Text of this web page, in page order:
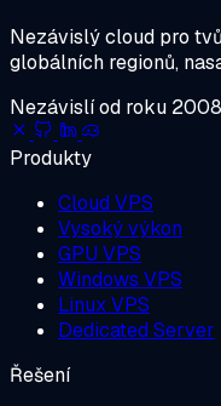
Nezávislý cloud pro
globálních regionů,
Nezávislí od roku 2008
Produkty
Cloud VPS
Vysoký výkon
GPU VPS
Windows VPS
Linux VPS
Dedicated Server
Řešení